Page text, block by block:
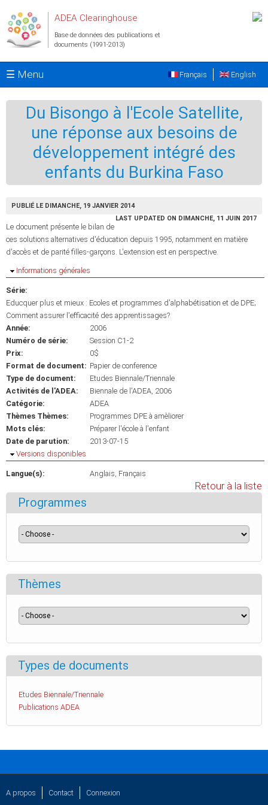
ADEA Clearinghouse
Base de données des publications et
documents (1991-2013)
☰ Menu English
Français
Du Bisongo à l'Ecole Satellite,
une réponse aux besoins de
développement intégré des
enfants du Burkina Faso
PUBLIÉ LE DIMANCHE, 19 JANVIER 2014
LAST UPDATED ON DIMANCHE, 11 JUIN 2017
Le document présente le bilan de
ces solutions alternatives d'éducation depuis 1995, notamment en matière
d'accès et de parité filles-garçons. L'extension est en perspective.
Masquer
Informations générales
Série:
Educquer plus et mieux : Ecoles et programmes d'alphabétisation et de DPE;
Comment assurer l'efficacité des apprentissages?
Année:
2006
Numéro de série:
Session C1-2
Prix:
0$
Format de document: Papier de conference
Type de document:
Etudes Biennale/Triennale
Activités de l'ADEA:
Biennale de l'ADEA, 2006
Catégorie:
ADEA
Thèmes Thèmes:
Programmes DPE à amèliorer
Mots clés:
Préparer l'école à l'enfant
Date de parution:
2013-07-15
Masquer
Versions disponibles
Langue(s): Anglais Français
Retour à la liste
Programmes
Thèmes
Types de documents
Etudes Biennale/Triennale
Publications ADEA
A propos Contact Connexion